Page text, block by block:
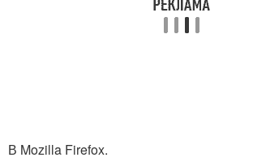
В Mozilla Firefox.